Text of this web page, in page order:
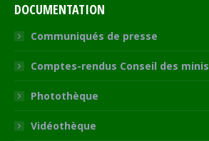
DOCUMENTATION
Communiqués de presse
Comptes-rendus Conseil des
Photothèque
Vidéothèque